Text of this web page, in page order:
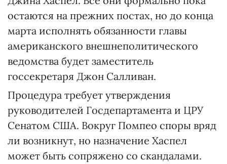
остаются на прежних постах, но до конца
марта исполнять обязанности главы
американского внешнеполитического
ведомства будет заместитель
госсекретаря Джон Салливан.
Процедура требует утверждения
руководителей Госдепартамента и ЦРУ
Сенатом США. Вокруг Помпео споры вряд
ли возникнут, но назначение Хаспел
может быть сопряжено со скандалами.